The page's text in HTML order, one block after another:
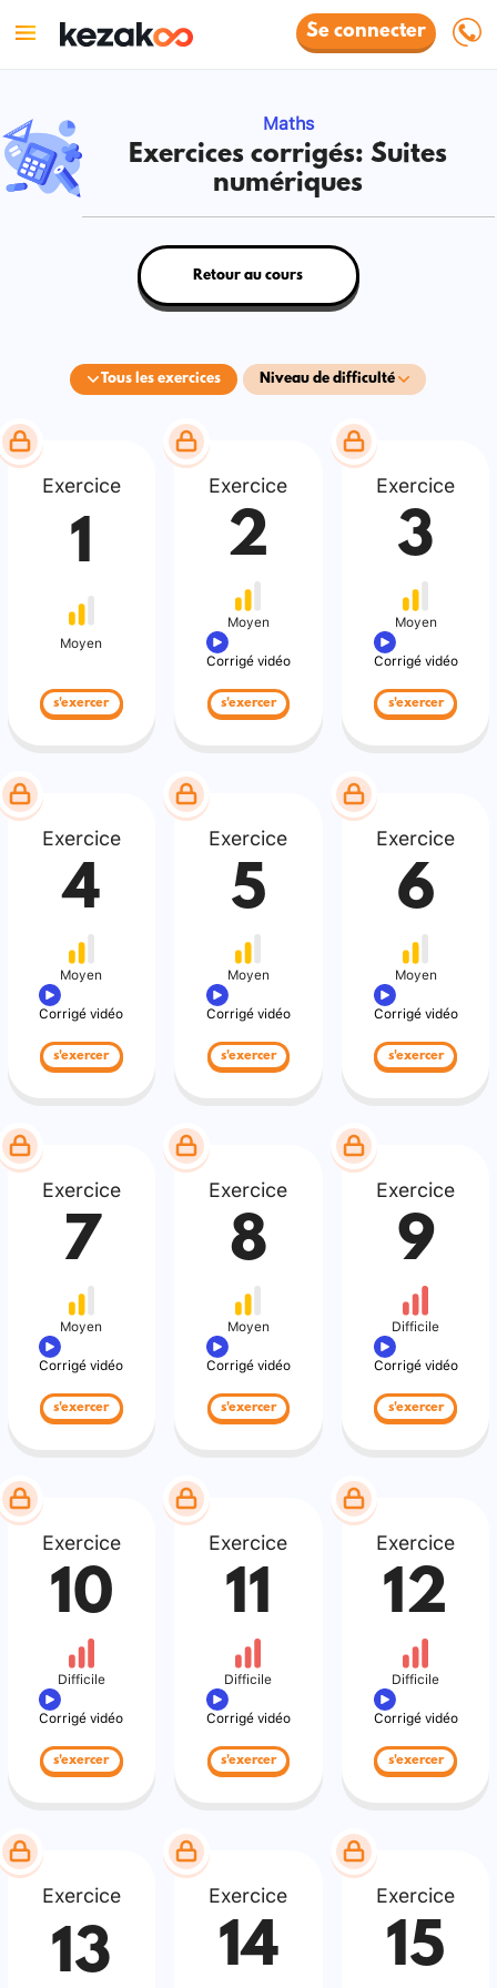
Se connecter
Maths
Exercices corrigés: Suites
numériques
Tous les exercices Niveau de difficulté
Retour au cours
Exercice
1
Moyen
s'exercer
Exercice
2
Moyen
Corrigé vidéo
s'exercer
Exercice
3
Moyen
Corrigé vidéo
s'exercer
Exercice
4
Moyen
Corrigé vidéo
s'exercer
Exercice
5
Moyen
Corrigé vidéo
s'exercer
Exercice
6
Moyen
Corrigé vidéo
s'exercer
Exercice
7
Moyen
Corrigé vidéo
s'exercer
Exercice
8
Moyen
Corrigé vidéo
s'exercer
Exercice
9
Difficile
Corrigé vidéo
s'exercer
Exercice
10
Difficile
Corrigé vidéo
s'exercer
Exercice
11
Difficile
Corrigé vidéo
s'exercer
Exercice
12
Difficile
Corrigé vidéo
s'exercer
Exercice
13
Exercice
14
Exercice
15